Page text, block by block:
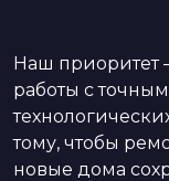
Наш приоритет
работы с
тому, чтобы
новые дома